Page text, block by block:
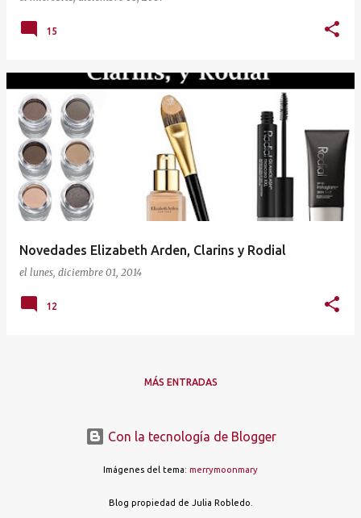
15
Novedades Elizabeth Arden, Clarins y Rodial
el lunes, diciembre 01, 2014
12
MÁS ENTRADAS
Con la tecnología de Blogger
Imágenes del tema: merrymoonmary
Blog propiedad de Julia Robledo.